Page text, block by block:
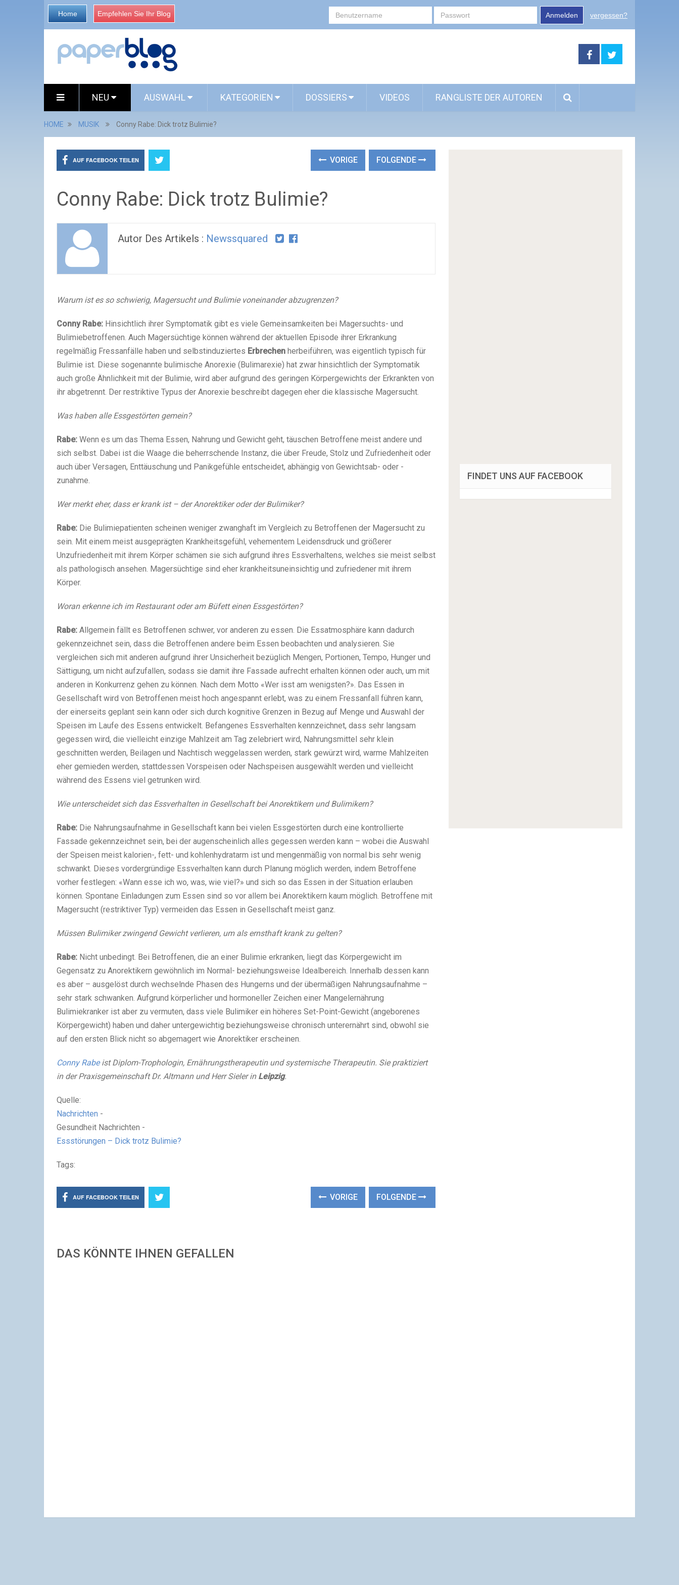
Home Empfehlen Sie Ihr Blog Anmelden vergessen?
NEU AUSWAHL KATEGORIEN DOSSIERS VIDEOS RANGLISTE DER AUTOREN
HOME MUSIK Conny Rabe: Dick trotz Bulimie?
AUF FACEBOOK TEILEN VORIGE FOLGENDE
Conny Rabe: Dick trotz Bulimie?
Autor Des Artikels : Newssquared
Warum ist es so schwierig, Magersucht und Bulimie voneinander abzugrenzen?
Conny Rabe: Hinsichtlich ihrer Symptomatik gibt es viele Gemeinsamkeiten bei Magersuchts- und
Bulimiebetroffenen. Auch Magersüchtige können während der aktuellen Episode ihrer Erkrankung
regelmäßig Fressanfälle haben und selbstinduziertes Erbrechen herbeiführen, was eigentlich typisch für
Bulimie ist. Diese sogenannte bulimische Anorexie (Bulimarexie) hat zwar hinsichtlich der Symptomatik
auch große Ähnlichkeit mit der Bulimie, wird aber aufgrund des geringen Körpergewichts der Erkrankten von
ihr abgetrennt. Der restriktive Typus der Anorexie beschreibt dagegen eher die klassische Magersucht.
Was haben alle Essgestörten gemein?
Rabe: Wenn es um das Thema Essen, Nahrung und Gewicht geht, täuschen Betroffene meist andere und
sich selbst. Dabei ist die Waage die beherrschende Instanz, die über Freude, Stolz und Zufriedenheit oder
auch über Versagen, Enttäuschung und Panikgefühle entscheidet, abhängig von Gewichtsab- oder -
zunahme.
Wer merkt eher, dass er krank ist – der Anorektiker oder der Bulimiker?
Rabe: Die Bulimiepatienten scheinen weniger zwanghaft im Vergleich zu Betroffenen der Magersucht zu
sein. Mit einem meist ausgeprägten Krankheitsgefühl, vehementem Leidensdruck und größerer
Unzufriedenheit mit ihrem Körper schämen sie sich aufgrund ihres Essverhaltens, welches sie meist selbst
als pathologisch ansehen. Magersüchtige sind eher krankheitsuneinsichtig und zufriedener mit ihrem
Körper.
Woran erkenne ich im Restaurant oder am Büfett einen Essgestörten?
Rabe: Allgemein fällt es Betroffenen schwer, vor anderen zu essen. Die Essatmosphäre kann dadurch
gekennzeichnet sein, dass die Betroffenen andere beim Essen beobachten und analysieren. Sie
vergleichen sich mit anderen aufgrund ihrer Unsicherheit bezüglich Mengen, Portionen, Tempo, Hunger und
Sättigung, um nicht aufzufallen, sodass sie damit ihre Fassade aufrecht erhalten können oder auch, um mit
anderen in Konkurrenz gehen zu können. Nach dem Motto «Wer isst am wenigsten?». Das Essen in
Gesellschaft wird von Betroffenen meist hoch angespannt erlebt, was zu einem Fressanfall führen kann,
der einerseits geplant sein kann oder sich durch kognitive Grenzen in Bezug auf Menge und Auswahl der
Speisen im Laufe des Essens entwickelt. Befangenes Essverhalten kennzeichnet, dass sehr langsam
gegessen wird, die vielleicht einzige Mahlzeit am Tag zelebriert wird, Nahrungsmittel sehr klein
geschnitten werden, Beilagen und Nachtisch weggelassen werden, stark gewürzt wird, warme Mahlzeiten
eher gemieden werden, stattdessen Vorspeisen oder Nachspeisen ausgewählt werden und vielleicht
während des Essens viel getrunken wird.
Wie unterscheidet sich das Essverhalten in Gesellschaft bei Anorektikern und Bulimikern?
Rabe: Die Nahrungsaufnahme in Gesellschaft kann bei vielen Essgestörten durch eine kontrollierte
Fassade gekennzeichnet sein, bei der augenscheinlich alles gegessen werden kann – wobei die Auswahl
der Speisen meist kalorien-, fett- und kohlenhydratarm ist und mengenmäßig von normal bis sehr wenig
schwankt. Dieses vordergründige Essverhalten kann durch Planung möglich werden, indem Betroffene
vorher festlegen: «Wann esse ich wo, was, wie viel?» und sich so das Essen in der Situation erlauben
können. Spontane Einladungen zum Essen sind so vor allem bei Anorektikern kaum möglich. Betroffene mit
Magersucht (restriktiver Typ) vermeiden das Essen in Gesellschaft meist ganz.
Müssen Bulimiker zwingend Gewicht verlieren, um als ernsthaft krank zu gelten?
Rabe: Nicht unbedingt. Bei Betroffenen, die an einer Bulimie erkranken, liegt das Körpergewicht im
Gegensatz zu Anorektikern gewöhnlich im Normal- beziehungsweise Idealbereich. Innerhalb dessen kann
es aber – ausgelöst durch wechselnde Phasen des Hungerns und der übermäßigen Nahrungsaufnahme –
sehr stark schwanken. Aufgrund körperlicher und hormoneller Zeichen einer Mangelernährung
Bulimiekranker ist aber zu vermuten, dass viele Bulimiker ein höheres Set-Point-Gewicht (angeborenes
Körpergewicht) haben und daher untergewichtig beziehungsweise chronisch unterernährt sind, obwohl sie
auf den ersten Blick nicht so abgemagert wie Anorektiker erscheinen.
Conny Rabeist Diplom-Trophologin, Ernährungstherapeutin und systemische Therapeutin. Sie praktiziert
in der Praxisgemeinschaft Dr. Altmann und Herr Sieler in Leipzig.
Quelle:
Nachrichten -
Gesundheit Nachrichten -
Essstörungen – Dick trotz Bulimie?
Tags:
AUF FACEBOOK TEILEN VORIGE FOLGENDE
DAS KÖNNTE IHNEN GEFALLEN
FINDET UNS AUF FACEBOOK